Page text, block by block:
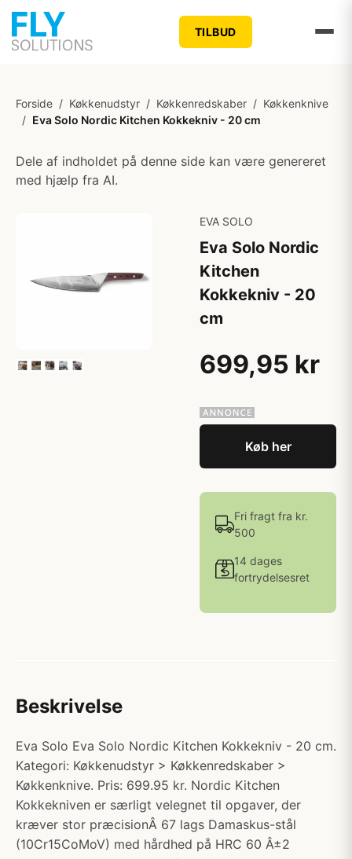
TILBUD
Forside / Køkkenudstyr / Køkkenredskaber / Køkkenknive
/ Eva Solo Nordic Kitchen Kokkekniv - 20 cm
Dele af indholdet på denne side kan være genereret
med hjælp fra AI.
EVA SOLO
Eva Solo Nordic
Kitchen
Kokkekniv - 20
cm
699,95 kr
Køb her
Fri fragt fra kr.
500
14 dages
fortrydelsesret
Beskrivelse
Eva Solo Eva Solo Nordic Kitchen Kokkekniv - 20 cm.
Kategori: Køkkenudstyr > Køkkenredskaber >
Køkkenknive. Pris: 699.95 kr. Nordic Kitchen
Kokkekniven er særligt velegnet til opgaver, der
kræver stor præcisionÂ 67 lags Damaskus-stål
(10Cr15CoMoV) med hårdhed på HRC 60 Â±2